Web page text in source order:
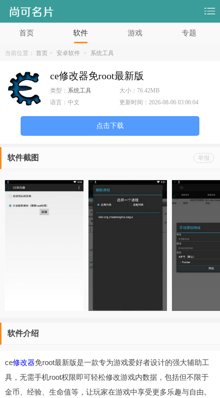
首页 软件 游戏 专题
当前位置： 首页 > 安卓软件 > 系统工具
ce修改器免root最新版
类型： 系统工具 大小： 76.42MB
语言： 中文 更新时间：2026-08-06 03:06:04
点击下载
举报
软件截图
软件介绍
ce修改器免root最新版是一款专为游戏爱好者设计的强大辅助工
具，无需手机root权限即可轻松修改游戏内数据，包括但不限于
金币、经验、生命值等，让玩家在游戏中享受更多乐趣与自由。